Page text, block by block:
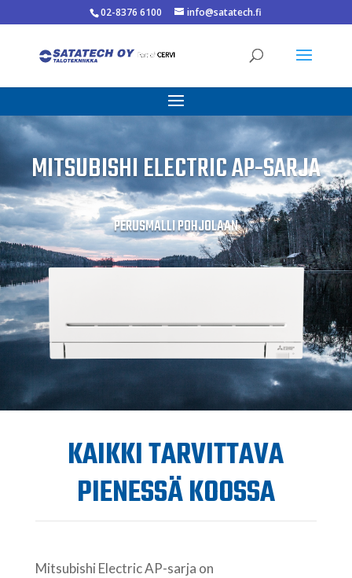
02-8376 6100 info@satatech.fi
MITSUBISHI ELECTRIC AP-SARJA
PERUSMALLI POHJOLAAN
KAIKKI TARVITTAVA
PIENESSÄ KOOSSA
Mitsubishi Electric AP-sarja on